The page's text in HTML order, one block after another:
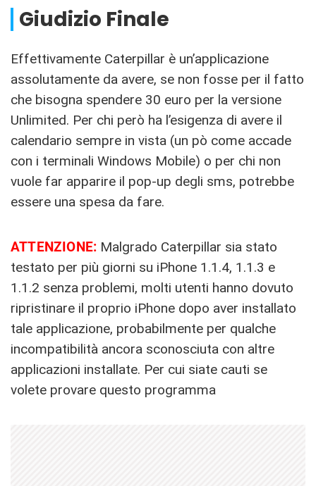
Giudizio Finale
Effettivamente Caterpillar è un’applicazione
assolutamente da avere, se non fosse per il fatto
che bisogna spendere 30 euro per la versione
Unlimited. Per chi però ha l’esigenza di avere il
calendario sempre in vista (un pò come accade
con i terminali Windows Mobile) o per chi non
vuole far apparire il pop-up degli sms, potrebbe
essere una spesa da fare.
ATTENZIONE: Malgrado Caterpillar sia stato
testato per più giorni su iPhone 1.1.4, 1.1.3 e
1.1.2 senza problemi, molti utenti hanno dovuto
ripristinare il proprio iPhone dopo aver installato
tale applicazione, probabilmente per qualche
incompatibilità ancora sconosciuta con altre
applicazioni installate. Per cui siate cauti se
volete provare questo programma